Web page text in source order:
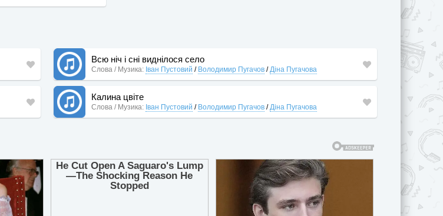
Всю ніч і сні виднілося село
Слова / Музика: Іван Пустовий / Володимир Пугачов /Діна Пугачова
Калина цвіте
Слова / Музика: Іван Пустовий / Володимир Пугачов /Діна Пугачова